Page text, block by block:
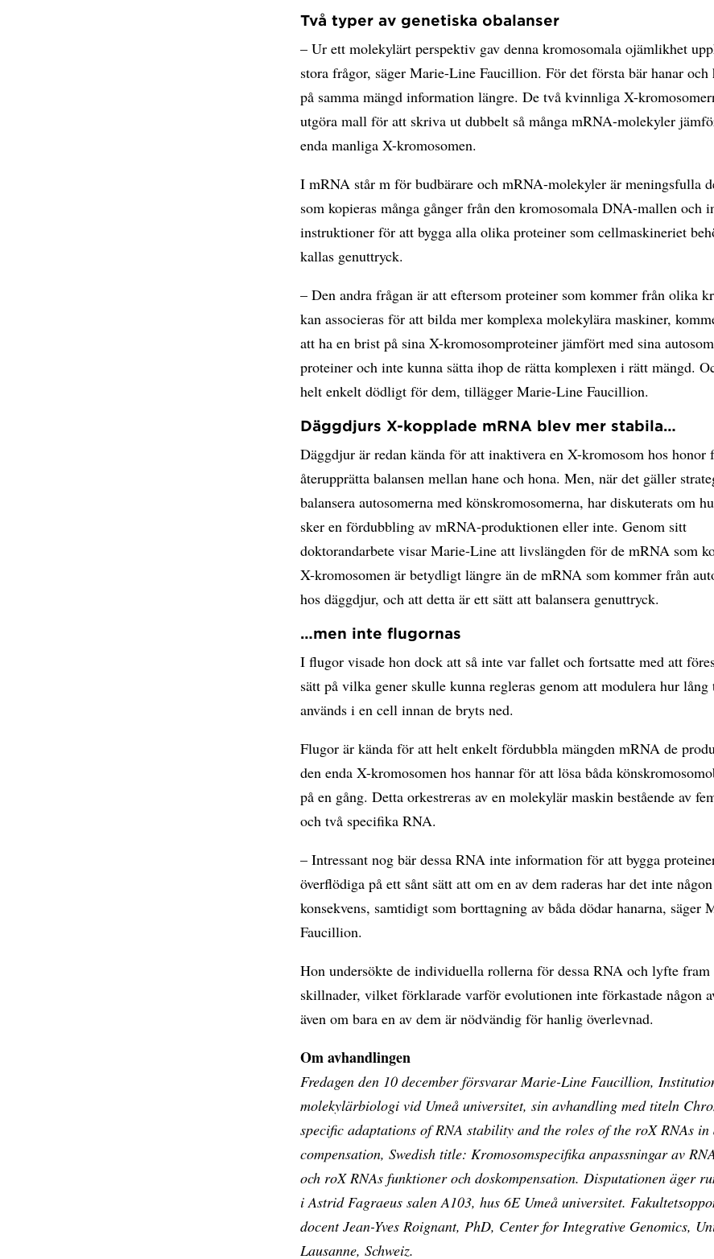
Två typer av genetiska obalanser
– Ur ett molekylärt perspektiv gav denna kromosomala ojämlikhet
stora frågor, säger Marie-Line Faucillion. För det första bär hanar och
på samma mängd information längre. De två kvinnliga X-
utgöra mall för att skriva ut dubbelt så många mRNA-molekyler
enda manliga X-kromosomen.
I mRNA står m för budbärare och mRNA-molekyler är meningsfulla
som kopieras många gånger från den kromosomala DNA-mallen och
instruktioner för att bygga alla olika proteiner som cellmaskineriet
kallas genuttryck.
– Den andra frågan är att eftersom proteiner som kommer från olika
kan associeras för att bilda mer komplexa molekylära maskiner,
att ha en brist på sina X-kromosomproteiner jämfört med sina
proteiner och inte kunna sätta ihop de rätta komplexen i rätt mängd.
helt enkelt dödligt för dem, tillägger Marie-Line Faucillion.
Däggdjurs X-kopplade mRNA blev mer stabila…
Däggdjur är redan kända för att inaktivera en X-kromosom hos honor
återupprätta balansen mellan hane och hona. Men, när det gäller
balansera autosomerna med könskromosomerna, har diskuterats om
sker en fördubbling av mRNA-produktionen eller inte. Genom sitt
doktorandarbete visar Marie-Line att livslängden för de mRNA som
X-kromosomen är betydligt längre än de mRNA som kommer från
hos däggdjur, och att detta är ett sätt att balansera genuttryck.
…men inte flugornas
I flugor visade hon dock att så inte var fallet och fortsatte med att
sätt på vilka gener skulle kunna regleras genom att modulera hur lång
används i en cell innan de bryts ned.
Flugor är kända för att helt enkelt fördubbla mängden mRNA de
den enda X-kromosomen hos hannar för att lösa båda
på en gång. Detta orkestreras av en molekylär maskin bestående av
och två specifika RNA.
– Intressant nog bär dessa RNA inte information för att bygga
överflödiga på ett sånt sätt att om en av dem raderas har det inte någon
konsekvens, samtidigt som borttagning av båda dödar hanarna, säger
Faucillion.
Hon undersökte de individuella rollerna för dessa RNA och lyfte fram
skillnader, vilket förklarade varför evolutionen inte förkastade någon
även om bara en av dem är nödvändig för hanlig överlevnad.
Om avhandlingen
Fredagen den 10 december försvarar Marie-Line Faucillion,
molekylärbiologi vid Umeå universitet, sin avhandling med titeln
specific adaptations of RNA stability and the roles of the roX RNAs in
compensation, Swedish title: Kromosomspecifika anpassningar av
och roX RNAs funktioner och doskompensation. Disputationen äger
i Astrid Fagraeus salen A103, hus 6E Umeå universitet.
docent Jean-Yves Roignant, PhD, Center for Integrative Genomics,
Lausanne, Schweiz.